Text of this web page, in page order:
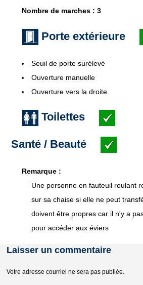
Nombre de marches : 3
Porte extérieure
Seuil de porte surélevé
Ouverture manuelle
Ouverture vers la droite
Toilettes
Santé / Beauté
Remarque :
Une personne en fauteuil roulant
sur sa chaise si elle ne peut
doivent être propres car il n'y a
pour accéder aux éviers
Laisser un commentaire
Votre adresse courriel ne sera pas publiée.